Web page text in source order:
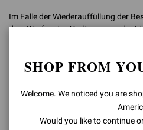
Im Falle der Wiederauffüllung der
dem Käufer eine Verlängerung der
5.6 In jedem Fall der
(wie in Artikel 7.3 dieser AGB
GIANVITO ROSSI den Betrag
dem Tag der E-Mail, mit der der
SHOP FROM
Welcome. We noticed you are
Would you like to continue